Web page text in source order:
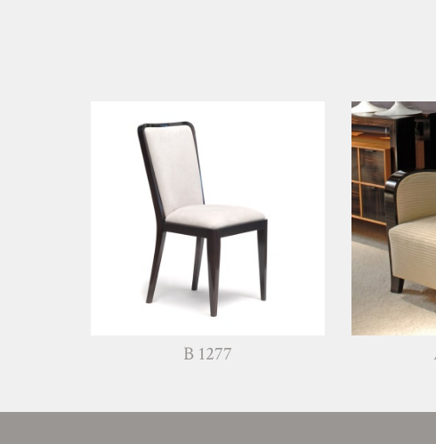
B 1277